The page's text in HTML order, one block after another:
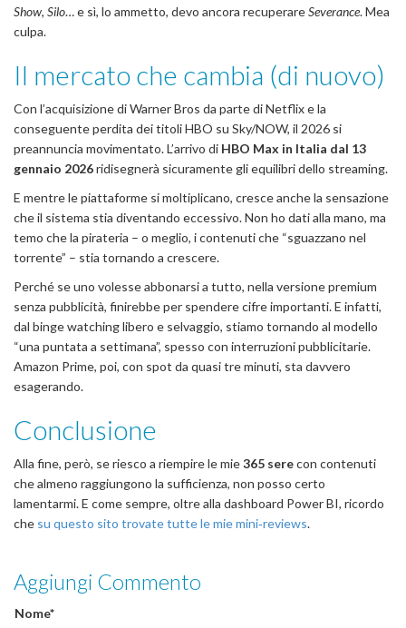
Show, Silo… e sì, lo ammetto, devo ancora recuperareSeverance. Mea
culpa.
Il mercato che cambia (di nuovo)
Con l’acquisizione di Warner Bros da parte di Netflix e la
conseguente perdita dei titoli HBO su Sky/NOW, il 2026 si
preannuncia movimentato. L’arrivo di HBO Max in Italia dal 13
gennaio 2026ridisegnerà sicuramente gli equilibri dello streaming.
E mentre le piattaforme si moltiplicano, cresce anche la sensazione
che il sistema stia diventando eccessivo. Non ho dati alla mano, ma
temo che la pirateria – o meglio, i contenuti che “sguazzano nel
torrente” – stia tornando a crescere.
Perché se uno volesse abbonarsi a tutto, nella versione premium
senza pubblicità, finirebbe per spendere cifre importanti. E infatti,
dal binge watching libero e selvaggio, stiamo tornando al modello
“una puntata a settimana”, spesso con interruzioni pubblicitarie.
Amazon Prime, poi, con spot da quasi tre minuti, sta davvero
esagerando.
Conclusione
Alla fine, però, se riesco a riempire le mie365 serecon contenuti
che almeno raggiungono la sufficienza, non posso certo
lamentarmi. E come sempre, oltre alla dashboard Power BI, ricordo
che su questo sito trovate tutte le mie mini‑reviews.
Aggiungi Commento
Nome*